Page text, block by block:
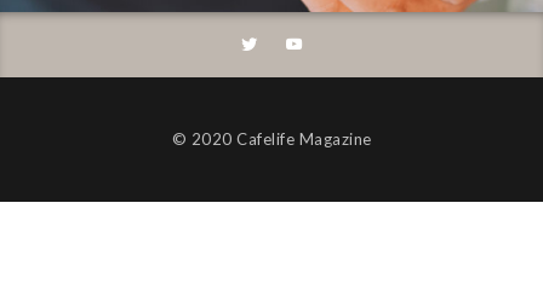
©︎ 2020 Cafelife Magazine